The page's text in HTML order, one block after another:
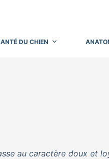
DU CHIEN
au caractère doux et